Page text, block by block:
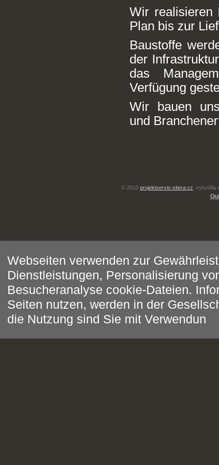
Wir realisieren
Plan bis zur
Baustoffe
der
das
Verfügung
Wir bauen
und
© 2010 projektservis-sitera.cz ,
Webseiten verwenden zur
Dienstleistungen, Personalisierung
Besucheranalyse cookie-Dateien.
Seiten nutzen, werden in der
die Nutzung sind Sie mit Verwendun